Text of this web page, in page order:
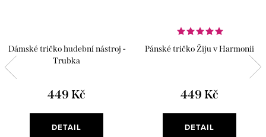
Dámské tričko hudební nástroj -
Trubka
449 Kč
DETAIL
Pánské tričko Žiju v Harmonii
449 Kč
DETAIL